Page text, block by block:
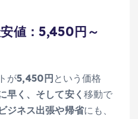
値：5,450円～
が5,450円 という価格
早く、そして安く 移動で
ビジネス出張や帰省にも、